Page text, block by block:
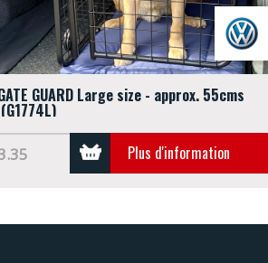
GUARD Large size - approx. 55cms
Plus d'information